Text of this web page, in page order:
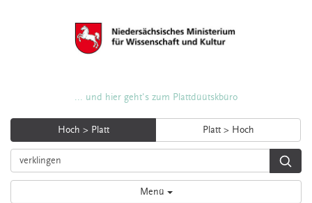
... und hier geht's zum Plattdüütskbüro
Hoch > Platt Platt > Hoch
Menü